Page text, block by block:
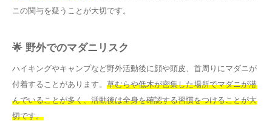
ニの関与を疑うことが大切です。
🌟 野外でのマダニリスク
ハイキングやキャンプなど野外活動後に顔や頭皮、首周りにマダニが
付着することがあります。 草むらや低木が密集した場所でマダニが潜
んでいることが多く、活動後は全身を確認する習慣をつけることが大
切です。